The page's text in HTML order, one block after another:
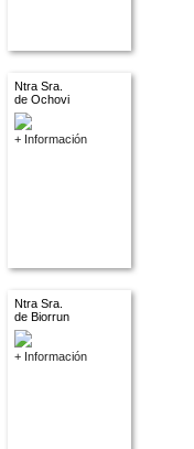
Ntra Sra.
de Ochovi
+ Información
Ntra Sra.
de Biorrun
+ Información